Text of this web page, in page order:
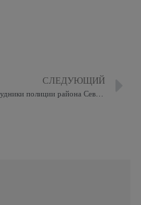
СЛЕДУЮЩИЙ
Сотрудники полиции района Северное Измайлово задержали подозреваемого в разбое